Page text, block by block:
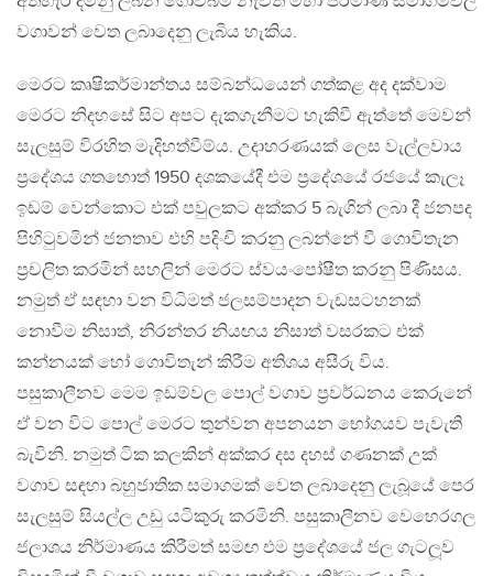
වගාවන් වෙත ලබාදෙනු ලැබිය හැකිය.
මෙරට කෘෂිකර්මාන්තය සම්බන්ධ‍යෙන් ගත්කළ අද දක්වාම
මෙරට නිදහසේ සිට අපට දැකගැනීමට හැකිවී ඇත්තේ මෙවන්
සැලසුම් විරහිත මැදිහත්වීම්ය. උදාහරණයක් ලෙස වැල්ලවාය
ප්‍රදේශය ගතහොත් 1950 දශකයේදී එම ප්‍රදේශයේ රජයේ කැලෑ
ඉඩම් වෙන්කොට එක් පවුලකට අක්කර 5 බැගින් ලබා දී ජනපද
පිහිටුවමින් ජනතාව එහි පදිංචි කරනු ලබන්නේ වී ගොවිතැන
ප්‍රචලිත කරමින් සහලින් මෙරට ස්වයංපෝෂීත කරනු පිණිසය.
නමුත් ඒ සඳහා වන විධිමත් ජලසම්පාදන වැඩසටහනක්
නොවීම නිසාත්, නිරන්තර නියඟය නිසාත් වසරකට එක්
කන්නයක් හෝ ගොවිතැන් කිරීම අතිශය අසීරු විය.
පසුකාලීනව මෙම ඉඩම්වල පොල් වගාව ප්‍රවර්ධනය කෙරුනේ
ඒ වන විට පොල් මෙරට තුන්වන අපනයන භෝගයව පැවැති
බැවිනි. නමුත් ටික කලකින් අක්කර දස දහස් ගණනක් උක්
වගාව සඳහා බහුජාතික සමාගමක් වෙත ලබාදෙනු ලැබූයේ පෙර
සැලසුම් සියල්ල උඩු යටිකුරු කරමිනි. පසුකාලීනව වෙහෙරගල
ජලාශය නිර්මාණය කිරීමත් සමඟ එම ප්‍රදේශයේ ජල ගැටලූ‍ව